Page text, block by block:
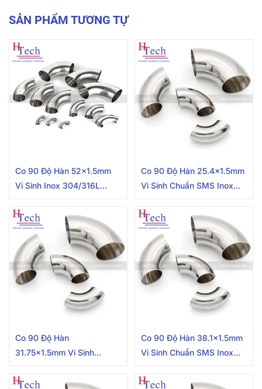
SẢN PHẨM TƯƠNG TỰ
Co 90 Độ Hàn 52×1.5mm
Vi Sinh Inox 304/316L
Co 90 Độ Hàn 25.4×1.5mm
Vi Sinh Chuẩn SMS Inox
Co 90 Độ Hàn
31.75×1.5mm Vi Sinh
Co 90 Độ Hàn 38.1×1.5mm
Vi Sinh Chuẩn SMS Inox